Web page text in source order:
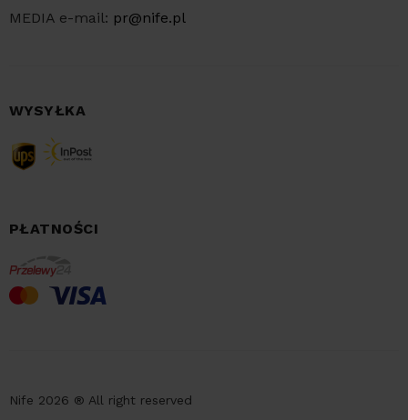
MEDIA e-mail: pr@nife.pl
WYSYŁKA
PŁATNOŚCI
Nife 2026 ® All right reserved